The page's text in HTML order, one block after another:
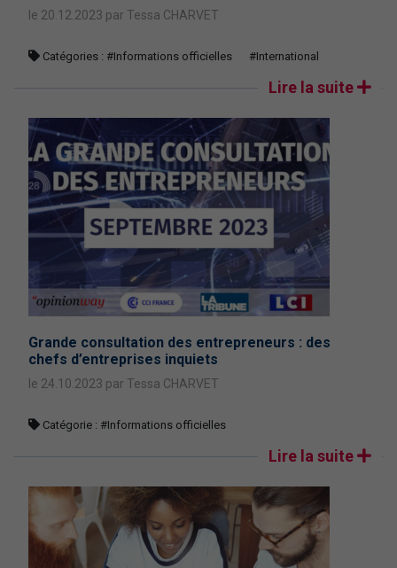
le 20.12.2023 par Tessa CHARVET
Catégories : #Informations officielles #International
Lire la suite
Grande consultation des entrepreneurs : des
chefs d’entreprises inquiets
le 24.10.2023 par Tessa CHARVET
Catégorie : #Informations officielles
Lire la suite